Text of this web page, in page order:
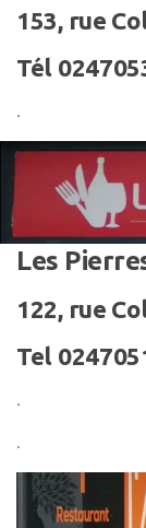
153, rue
Tél
.
Les
122, rue
Tel
.
.